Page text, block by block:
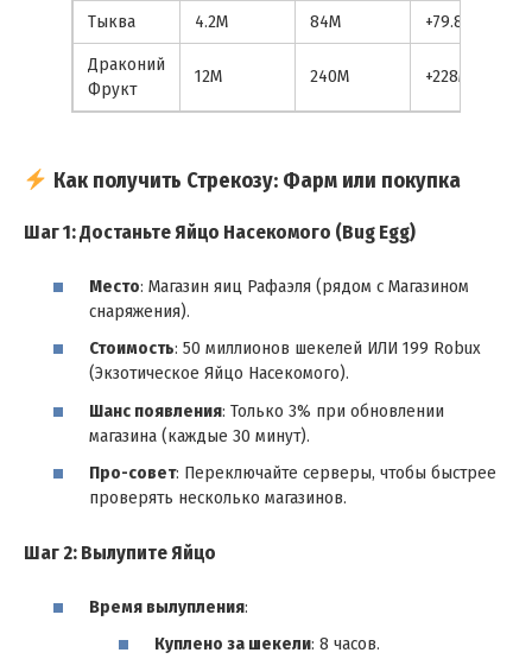
Тыква
4.2M 84M
+79.8M
Драконий
Фрукт
12M 240M +228M
Как получить Стрекозу: Фарм или покупка
Шаг 1: Достаньте Яйцо Насекомого (Bug Egg)
Место: Магазин яиц Рафаэля (рядом с Магазином
снаряжения).
Стоимость: 50 миллионов шекелей ИЛИ 199 Robux
(Экзотическое Яйцо Насекомого).
Шанс появления: Только 3% при обновлении
магазина (каждые 30 минут).
Про-совет: Переключайте серверы, чтобы быстрее
проверять несколько магазинов.
Шаг 2: Вылупите Яйцо
Время вылупления:
Куплено за шекели: 8 часов.